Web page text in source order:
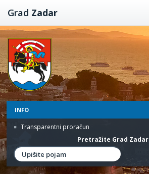
Preskoči
na
sadržaj
Grad Zadar
INFO
Transparentni proračun
Pretražite Grad Zadar